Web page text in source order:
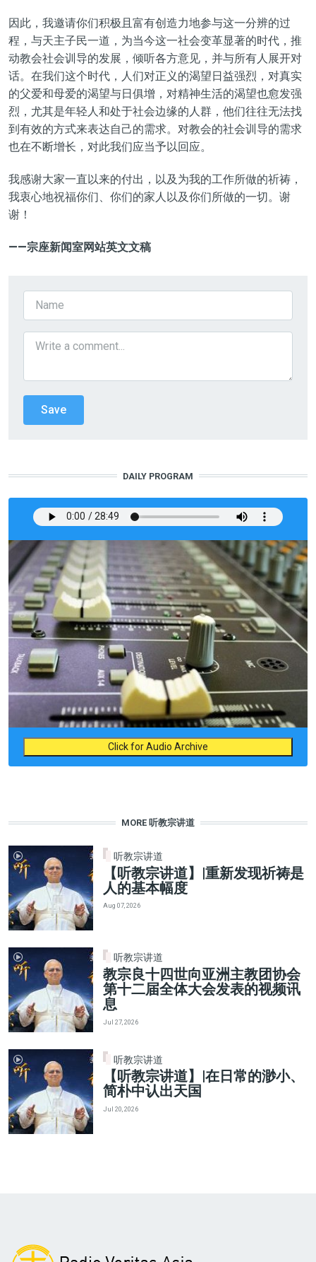
因此，我邀请你们积极且富有创造力地参与这一分辨的过
程 ，与天主子民一道，为当今这一社会变革显著的时代， 推
动教会社会训导的发展，倾听各方意见，并与所有人展开对
话。在我们这个时代，人们对正义的渴望日益强烈，对真实
的父爱和母爱的渴望与日俱增，对精神生活的渴望也愈发强
烈，尤其是年轻人和处于社会边缘的人群，他们往往无法找
到有效的方式来表达自己的需求。对教会的社会训导的需求
也在不断增长，对此我们应当予以回应。
我感谢大家一直以来的付出 ， 以及为我的工作所做的祈祷，
我衷心地祝福你们、你们的家人以 及你们所做的一切。谢
谢！
——宗座新闻室网站英文文稿
DAILY PROGRAM
Click for Audio Archive
MORE 听教宗讲道
听教宗讲道
【听教宗讲道】|重新发现祈祷是
人的基本幅度
Aug 07, 2026
听教宗讲道
教宗良十四世向亚洲主教团协会
第十二届全体大会发表的视频讯
息
Jul 27, 2026
听教宗讲道
【听教宗讲道】|在日常的渺小、
简朴中认出天国
Jul 20, 2026